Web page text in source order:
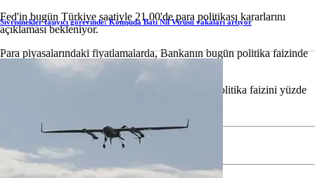
Fed'in bugün Türkiye saatiyle 21.00'de para politikası kararlarını
açıklaması bekleniyor.
Para piyasalarındaki fiyatlamalarda, Bankanın bugün politika faizinde
değişikliğe gitmeyeceğine kesin gözüyle bakılıyor.
Fed, 6-7 Mayıs'ta düzenlenen son toplantısında, politika faizini yüzde
trump fed faizABD Jerome Powell
Sivrisinekler taşıyıcı görevinde: Komşuda Batı Nil Virüsü vakaları artıyor